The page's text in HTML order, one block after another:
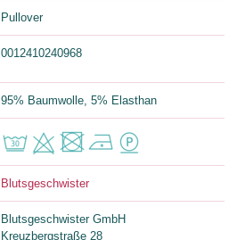
Pullover
0012410240968
95% Baumwolle, 5% Elasthan
Blutsgeschwister
Blutsgeschwister GmbH
Kreuzbergstraße 28